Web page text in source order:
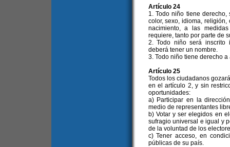
Artículo 24
1. Todo niño tiene
color, sexo, idioma,
nacimiento, a las
requiere, tanto por parte de
2. Todo niño será inscrito
deberá tener un nombre.
3. Todo niño tiene derecho
Artículo 25
Todos los ciudadanos
en el artículo 2, y sin
oportunidades:
a) Participar en la
medio de representantes
b) Votar y ser elegidos en
sufragio universal e igual y
de la voluntad de los
c) Tener acceso, en
públicas de su país.